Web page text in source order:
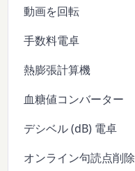
動画を回転
手数料電卓
熱膨張計算機
血糖値コンバーター
デシベル (dB) 電卓
オンライン句読点削